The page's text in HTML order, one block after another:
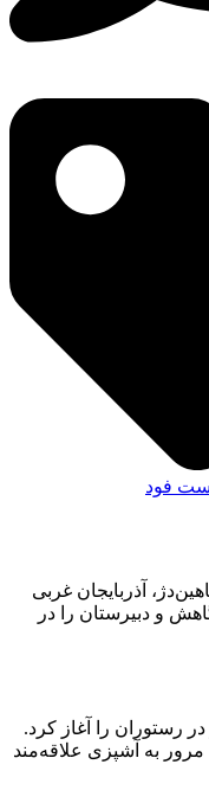
فود
حسینی متولد ۱۳۵۹ در شاهین‌دژ، آذربایجان غربی
و دبیرستان را در
رستوران را آغاز کرد.
مرور به آشپزی علاقه‌مند